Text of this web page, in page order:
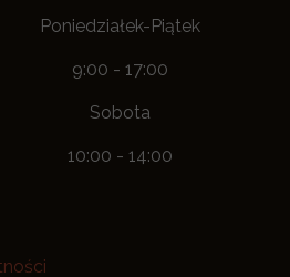
Poniedziałek-Piątek
9:00 - 17:00
Sobota
10:00 - 14:00